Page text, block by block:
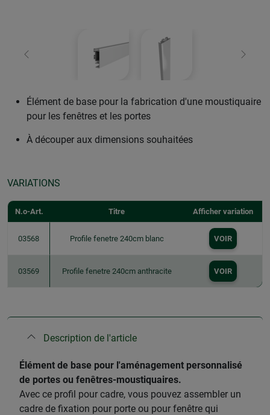
retour
Élément de base pour la fabrication d'une moustiquaire
pour les fenêtres et les portes
À découper aux dimensions souhaitées
VARIATIONS
N.o-Art. Titre Afficher variation
03568 Profile fenetre 240cm blanc VOIR
03569 Profile fenetre 240cm anthracite VOIR
Description de l'article
​Élément de base pour l'aménagement personnalisé
de portes ou fenêtres-moustiquaires.
Avec ce profil pour cadre, vous pouvez assembler un
cadre de fixation pour porte ou pour fenêtre qui